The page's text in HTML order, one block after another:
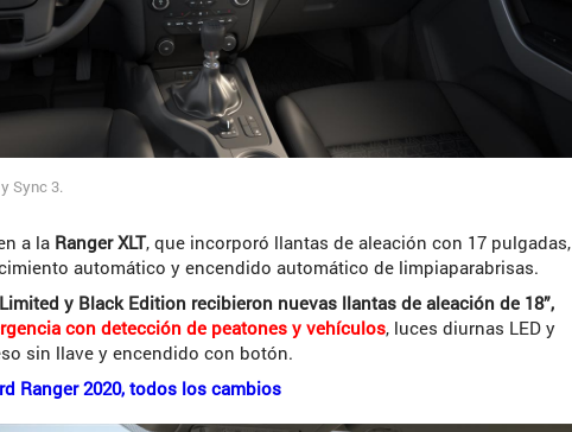
Sync 3.
a la Ranger XLT, que incorporó llantas de aleación con 17 pulgadas,
automático y encendido automático de limpiaparabrisas.
y Black Edition recibieron nuevas llantas de aleación de 18”,
con detección de peatones y vehículos, luces diurnas LED y
sin llave y encendido con botón.
Ranger 2020, todos los cambios